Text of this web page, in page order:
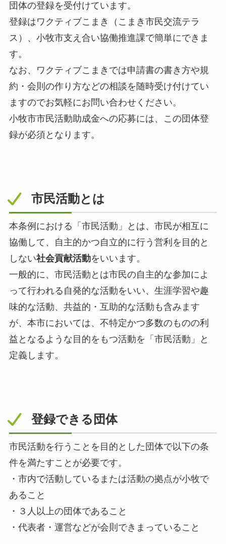
団体の登録を受付けています。
登録はワクティブこまき（こまき市民交流テラ
ス）、小牧市支え合い協働推進課で簡単にできま
す。
なお、ワクティブこまきでは申請書の書き方や規
約・会則の作り方などの相談を随時受け付けてい
ますのでお気軽にお問い合わせください。
小牧市市民活動助成金への応募には、この団体登
録が必須となります。
市民活動とは
本条例における「市民活動」とは、市民が相互に
協働して、自主的かつ自立的に行う営利を目的と
しない社会貢献活動をいいます。
一般的に、市民活動とは市民の自主的な参加によ
って行われる自発的な活動をいい、生涯学習や趣
味的な活動、共益的・互助的な活動も含みます
が、本市においては、不特定かつ多数のものの利
益となるような目的をもつ活動を「市民活動」と
定義します。
登録できる団体
市民活動を行うことを目的とした団体で以下の条
件を満たすことが必要です。
・市内で活動しているまたは活動の拠点が小牧で
あること
・３人以上の団体であること
・代表者・運営などが会則できまっていること